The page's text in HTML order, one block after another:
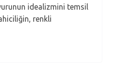
idealizmini temsil
renkli